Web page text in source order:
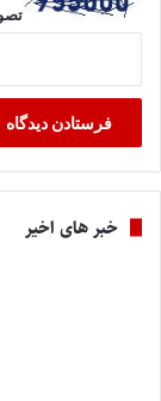
خبر های اخیر